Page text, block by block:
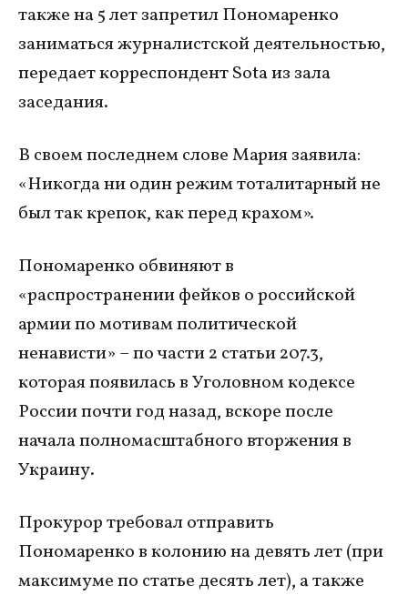
также на 5 лет запретил Пономаренко
заниматься журналистской деятельностью,
передает корреспондент Sota из зала
заседания.
В своем последнем слове Мария заявила:
«Никогда ни один режим тоталитарный не
был так крепок, как перед крахом».
Пономаренко обвиняют в
«распространении фейков о российской
армии по мотивам политической
ненависти» – по части 2 статьи 207.3,
которая появилась в Уголовном кодексе
России почти год назад, вскоре после
начала полномасштабного вторжения в
Украину.
Прокурор требовал отправить
Пономаренко в колонию на девять лет (при
максимуме по статье десять лет), а также